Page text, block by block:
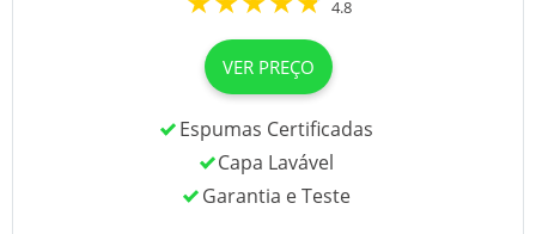
4.8
VER PREÇO
Espumas Certificadas
Capa Lavável
Garantia e Teste